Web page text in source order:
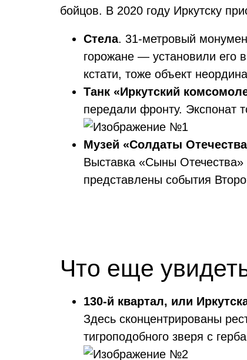
бойцов. В 2020 году Иркутску
Стела. 31-метровый
горожане — установили его
кстати, тоже объект
Танк «Иркутский
передали фронту. Экспонат
Музей «Солдаты
Выставка «Сыны
представлены события
Что еще
130-й квартал, или
Здесь сконцентрированы
тигроподобного зверя с